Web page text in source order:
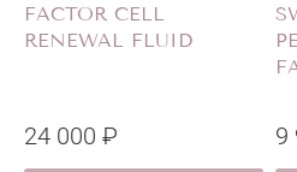
FACTOR CELL
RENEWAL FLUID
24 000 ₽ 9